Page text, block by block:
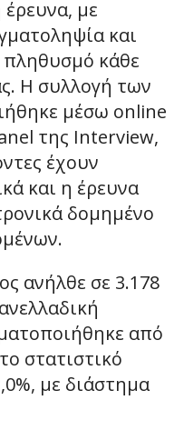
έρευνα, με
και
κάθε
Η συλλογή των
μέσω online
της Interview,
έχουν
και η έρευνα
δομημένο
ανήλθε σε 3.178
από
στατιστικό
με διάστημα